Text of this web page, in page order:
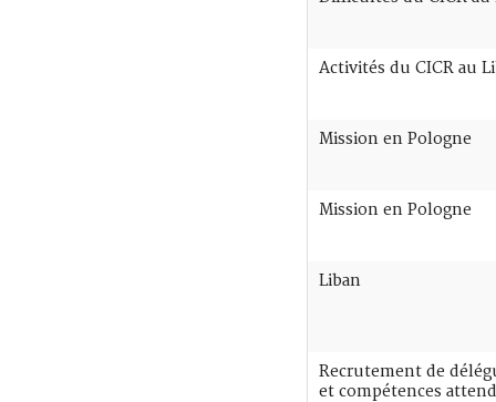
Activités du CICR au
Mission en Pologne
Mission en Pologne
Liban
Recrutement de
et compétences